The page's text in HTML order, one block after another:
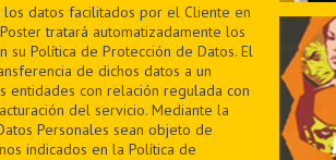
datos facilitados por el Cliente en
tratará automatizadamente los
su Política de Protección de Datos. El
de dichos datos a un
entidades con relación regulada con
del servicio. Mediante la
Personales sean objeto de
indicados en la Política de